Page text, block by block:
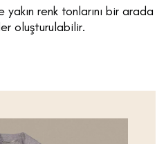
yakın renk tonlarını bir arada
oluşturulabilir.